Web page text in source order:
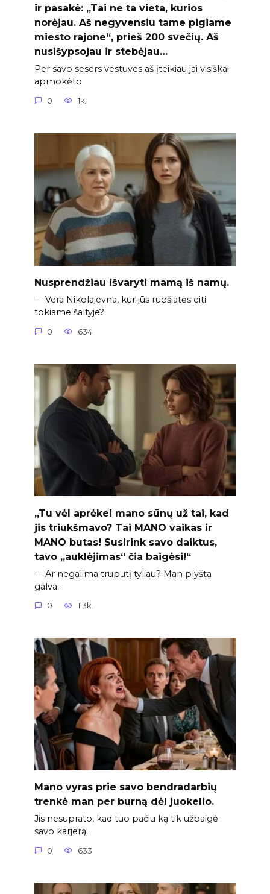
ir pasakė: „Tai ne ta vieta, kurios
norėjau. Aš negyvensiu tame pigiame
miesto rajone“, prieš 200 svečių. Aš
nusišypsojau ir stebėjau…
Per savo sesers vestuves aš įteikiau jai visiškai
apmokėto
0 1k.
Nusprendžiau išvaryti mamą iš namų.
— Vera Nikolajevna, kur jūs ruošiatės eiti
tokiame šaltyje?
0 634
„Tu vėl aprėkei mano sūnų už tai, kad
jis triukšmavo? Tai MANO vaikas ir
MANO butas! Susirink savo daiktus,
tavo „auklėjimas“ čia baigėsi!“
— Ar negalima truputį tyliau? Man plyšta
galva.
0 1.3k.
Mano vyras prie savo bendradarbių
trenkė man per burną dėl juokelio.
Jis nesuprato, kad tuo pačiu ką tik užbaigė
savo karjerą.
0 633